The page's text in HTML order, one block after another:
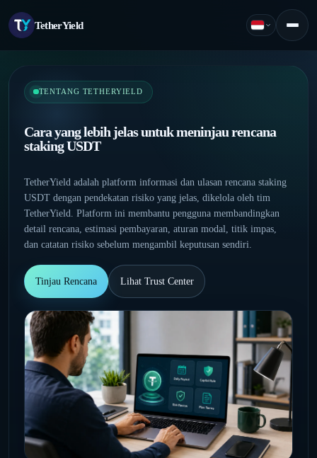
TetherYield
IndonesiaMenu
TENTANG TETHERYIELD
Cara yang lebih jelas untuk meninjau rencana
staking USDT
TetherYield adalah platform informasi dan ulasan rencana staking
USDT dengan pendekatan risiko yang jelas, dikelola oleh tim
TetherYield. Platform ini membantu pengguna membandingkan
detail rencana, estimasi pembayaran, aturan modal, titik impas,
dan catatan risiko sebelum mengambil keputusan sendiri.
Tinjau Rencana Lihat Trust Center